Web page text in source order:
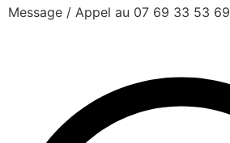
Message / Appel au 07 69 33 53 69